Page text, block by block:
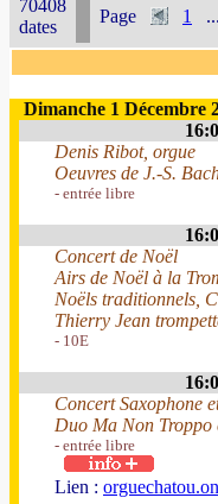
70408
dates
Page 1 ...
Dimanche 1 Décembre
Denis Ribot, orgue
Oeuvres de J.-S.
- entrée libre
Concert de Noël
Airs de Noël à la
Noëls traditionnels,
Thierry Jean
- 10E
Concert Saxophone
Duo Ma Non Troppo
- entrée libre
Lien :